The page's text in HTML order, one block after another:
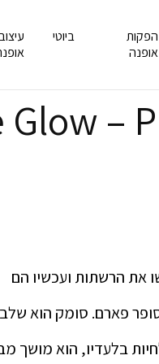
הפקות
אופנה
ביוטי
עיצוב
–
את הרשתות ועכשיו הם
פארם. סומק הוא
בלעדיו, הוא מושך